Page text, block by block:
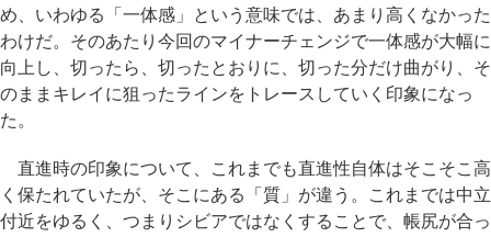
め、いわゆる「一体感」という意味では、あまり高くなかった
わけだ。そのあたり今回のマイナーチェンジで一体感が大幅に
向上し、切ったら、切ったとおりに、切った分だけ曲がり、そ
のままキレイに狙ったラインをトレースしていく印象になっ
た。
直進時の印象について、これまでも直進性自体はそこそこ高
く保たれていたが、そこにある「質」が違う。これまでは中立
付近をゆるく、つまりシビアではなくすることで、帳尻が合っ